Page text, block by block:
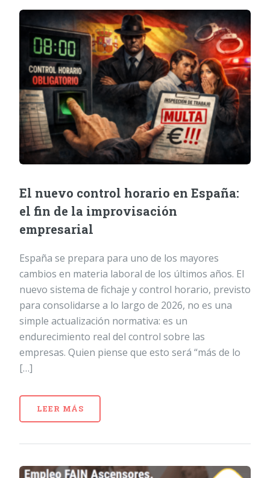
El nuevo control horario en España:
el fin de la improvisación
empresarial
España se prepara para uno de los mayores
cambios en materia laboral de los últimos años. El
nuevo sistema de fichaje y control horario, previsto
para consolidarse a lo largo de 2026, no es una
simple actualización normativa: es un
endurecimiento real del control sobre las
empresas. Quien piense que esto será “más de lo
[…]
LEER MÁS